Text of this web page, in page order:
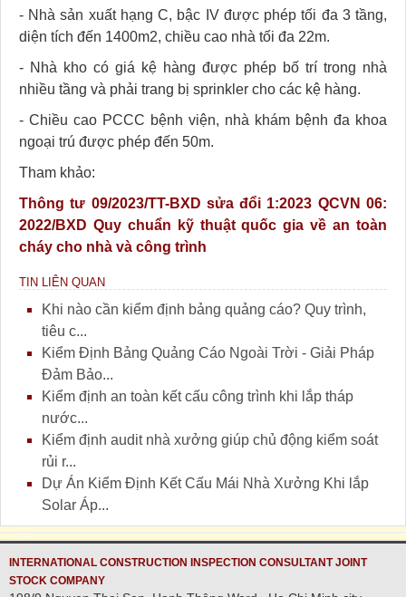
- Nhà sản xuất hạng C, bậc IV được phép tối đa 3 tầng,
diện tích đến 1400m2, chiều cao nhà tối đa 22m.
- Nhà kho có giá kệ hàng được phép bố trí trong nhà
nhiều tầng và phải trang bị sprinkler cho các kệ hàng.
- Chiều cao PCCC bệnh viện, nhà khám bệnh đa khoa
ngoại trú được phép đến 50m.
Tham khảo:
Thông tư 09/2023/TT-BXD sửa đổi 1:2023 QCVN 06:
2022/BXD Quy chuẩn kỹ thuật quốc gia về an toàn
cháy cho nhà và công trình
TIN LIÊN QUAN
Khi nào cần kiểm định bảng quảng cáo? Quy trình,
tiêu c...
Kiểm Định Bảng Quảng Cáo Ngoài Trời - Giải Pháp
Đảm Bảo...
Kiểm định an toàn kết cấu công trình khi lắp tháp
nước...
Kiểm định audit nhà xưởng giúp chủ động kiểm soát
rủi r...
Dự Án Kiểm Định Kết Cấu Mái Nhà Xưởng Khi lắp
Solar Áp...
INTERNATIONAL CONSTRUCTION INSPECTION CONSULTANT JOINT
STOCK COMPANY